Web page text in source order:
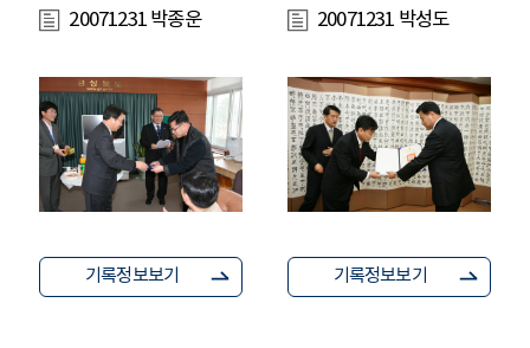
20071231 박종운
기록정보보기
20071231 박성도
기록정보보기